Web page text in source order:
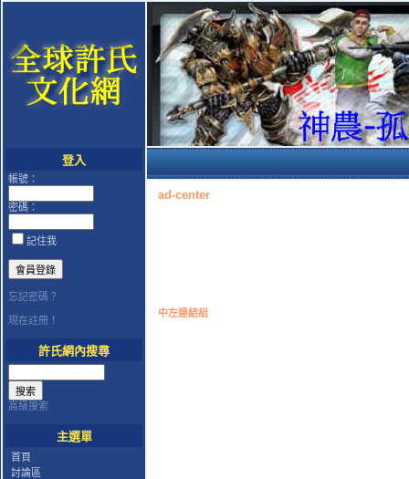
登入
帳號：
密碼：
記住我
忘記密碼？
現在註冊！
許氏網內搜尋
高級搜索
主選單
首頁
討論區
ad-center
中左連結組